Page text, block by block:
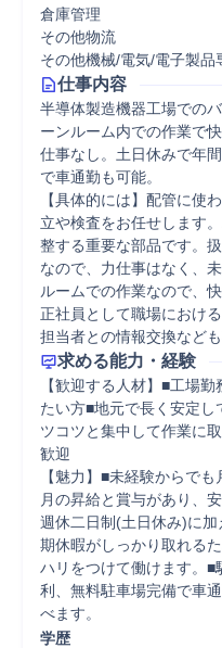
倉庫管理
その他物流
その他機械/電気/電子製品
仕事内容
半導体製造機器工場での
ーンルーム内での作業で
仕事なし。土日休みで年
で車通勤も可能。
【具体的には】配管に使
立や検査をお任せします
整する重要な部品です。
なので、力仕事はなく、
ルームでの作業なので、
正社員として職場におけ
担当者との情報交換なども
求める能力・経験
【歓迎する人材】■工場
たい方■地元で長く安定し
ツコツと集中して作業に
歓迎
【魅力】■未経験からで
月の昇給と賞与があり、
週休二日制(土日休み)に
期休暇がしっかり取れる
ハリをつけて働けます。■
利、無料駐車場完備で車
べます。
学歴